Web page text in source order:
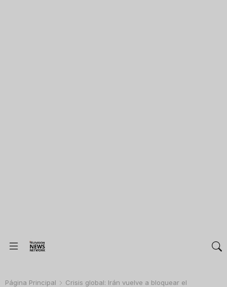
Página Principal
Crisis global: Irán vuelve a bloquear el